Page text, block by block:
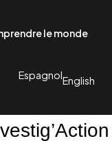
le monde
EspagnolEnglish